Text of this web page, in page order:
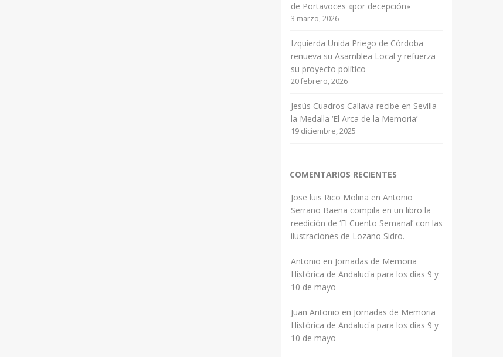
de Portavoces «por decepción»
3 marzo, 2026
Izquierda Unida Priego de Córdoba
renueva su Asamblea Local y refuerza
su proyecto político
20 febrero, 2026
Jesús Cuadros Callava recibe en Sevilla
la Medalla ‘El Arca de la Memoria’
19 diciembre, 2025
COMENTARIOS RECIENTES
Jose luis Rico Molina en Antonio
Serrano Baena compila en un libro la
reedición de ‘El Cuento Semanal’ con las
ilustraciones de Lozano Sidro.
Antonio en Jornadas de Memoria
Histórica de Andalucía para los días 9 y
10 de mayo
Juan Antonio en Jornadas de Memoria
Histórica de Andalucía para los días 9 y
10 de mayo